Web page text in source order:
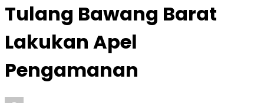
Tulang Bawang Barat
Lakukan Apel
Pengamanan